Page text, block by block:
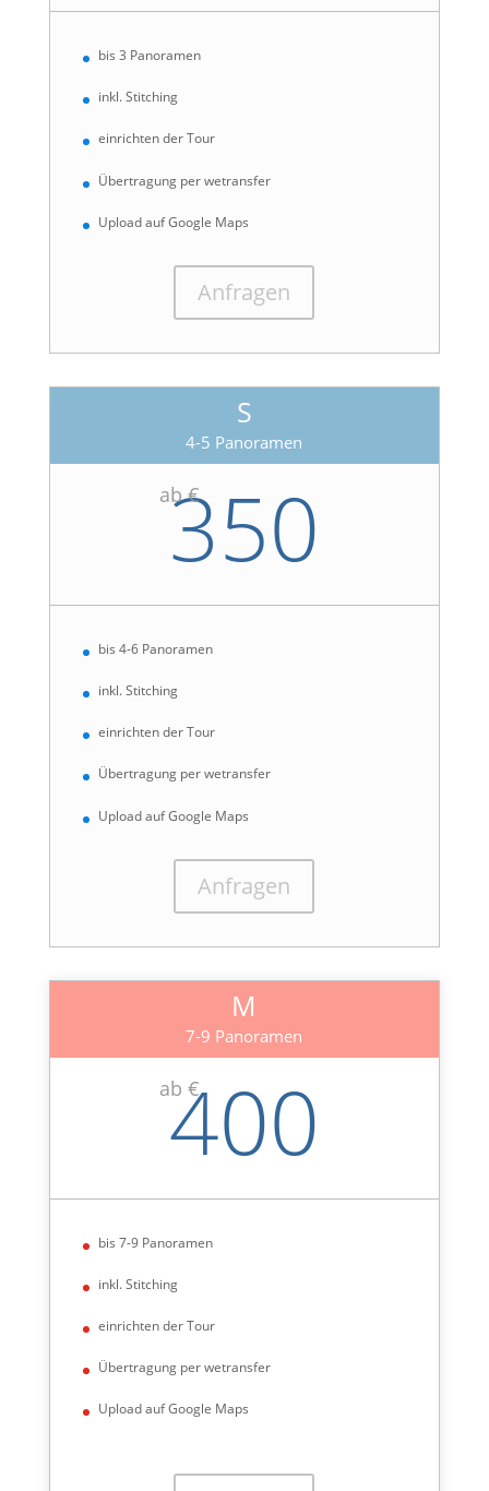
bis 3 Panoramen
inkl. Stitching
einrichten der Tour
Übertragung per wetransfer
Upload auf Google Maps
Anfragen
S
4-5 Panoramen
ab €
350
bis 4-6 Panoramen
inkl. Stitching
einrichten der Tour
Übertragung per wetransfer
Upload auf Google Maps
Anfragen
M
7-9 Panoramen
ab €
400
bis 7-9 Panoramen
inkl. Stitching
einrichten der Tour
Übertragung per wetransfer
Upload auf Google Maps